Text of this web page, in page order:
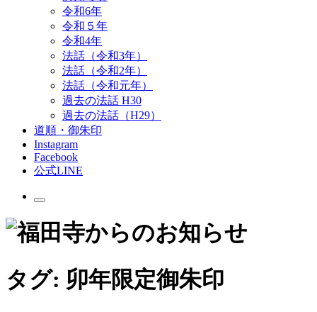
令和6年
令和５年
令和4年
法話（令和3年）
法話（令和2年）
法話（令和元年）
過去の法話 H30
過去の法話（H29）
道順・御朱印
Instagram
Facebook
公式LINE
タグ: 卯年限定御朱印